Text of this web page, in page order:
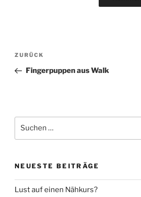
Beitragsnavigation
Vorheriger
Beitrag
ZURÜCK
Fingerpuppen aus Walk
nach:
NEUESTE BEITRÄGE
Lust auf einen Nähkurs?